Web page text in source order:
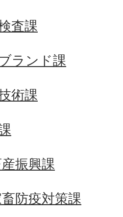
査課
ランド課
術課
振興課
防疫対策課